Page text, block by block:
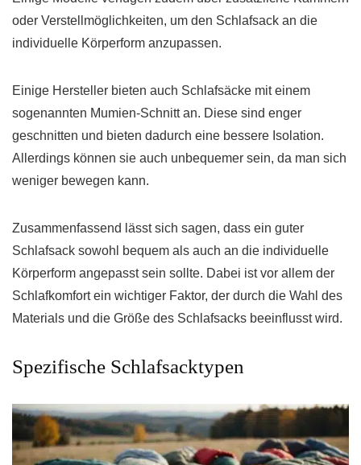
oder Verstellmöglichkeiten, um den Schlafsack an die
individuelle Körperform anzupassen.
Einige Hersteller bieten auch Schlafsäcke mit einem
sogenannten Mumien-Schnitt an. Diese sind enger
geschnitten und bieten dadurch eine bessere Isolation.
Allerdings können sie auch unbequemer sein, da man sich
weniger bewegen kann.
Zusammenfassend lässt sich sagen, dass ein guter
Schlafsack sowohl bequem als auch an die individuelle
Körperform angepasst sein sollte. Dabei ist vor allem der
Schlafkomfort ein wichtiger Faktor, der durch die Wahl des
Materials und die Größe des Schlafsacks beeinflusst wird.
Spezifische Schlafsacktypen